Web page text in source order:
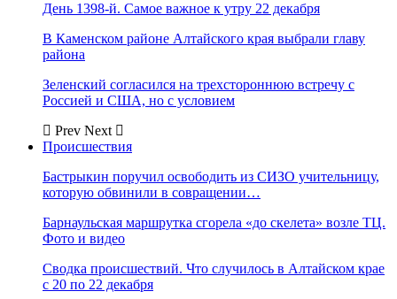
День 1398-й. Самое важное к утру 22 декабря
В Каменском районе Алтайского края выбрали главу
района
Зеленский согласился на трехстороннюю встречу с
Россией и США, но с условием
Prev Next
Происшествия
Бастрыкин поручил освободить из СИЗО учительницу,
которую обвинили в совращении…
Барнаульская маршрутка сгорела «до скелета» возле ТЦ.
Фото и видео
Сводка происшествий. Что случилось в Алтайском крае
с 20 по 22 декабря